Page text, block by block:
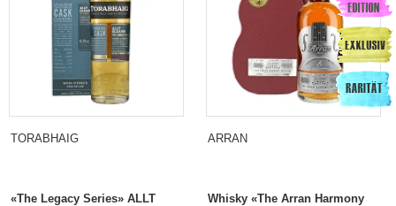
TORABHAIG
«The Legacy Series» ALLT
ARRAN
Whisky «The Arran Harmony